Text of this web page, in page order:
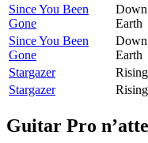
Since You Been
Gone
Earth
Since You Been
Gone
Earth
Stargazer
Rising
Stargazer
Rising
Guitar Pro